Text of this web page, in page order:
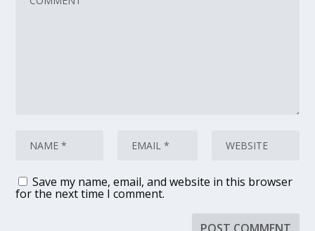
Save my name, email, and website in this browser
for the next time I comment.